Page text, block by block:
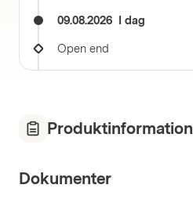
09.08.2026 I dag
Open end
Produktinformation
Dokumenter